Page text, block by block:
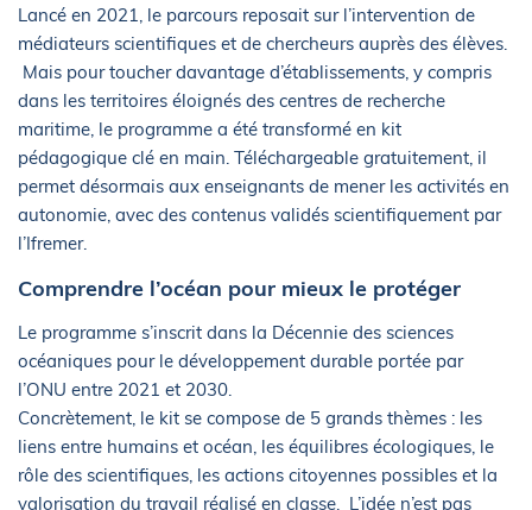
Lancé en 2021, le parcours reposait sur l’intervention de
médiateurs scientifiques et de chercheurs auprès des élèves.
Mais pour toucher davantage d’établissements, y compris
dans les territoires éloignés des centres de recherche
maritime, le programme a été transformé en kit
pédagogique clé en main. Téléchargeable gratuitement, il
permet désormais aux enseignants de mener les activités en
autonomie, avec des contenus validés scientifiquement par
l’Ifremer.
Comprendre l’océan pour mieux le protéger
Le programme s’inscrit dans la Décennie des sciences
océaniques pour le développement durable portée par
l’ONU entre 2021 et 2030.
Concrètement, le kit se compose de 5 grands thèmes : les
liens entre humains et océan, les équilibres écologiques, le
rôle des scientifiques, les actions citoyennes possibles et la
valorisation du travail réalisé en classe. L’idée n’est pas